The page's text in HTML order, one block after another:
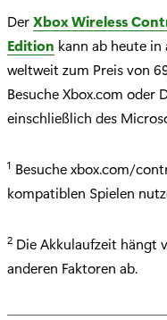
DerXbox Wireless
Edition kann ab heute in
weltweit zum Preis von
Besuche Xbox.com oder
einschließlich des
1 Besuche xbox.com/
kompatiblen Spielen
2 Die Akkulaufzeit hängt
anderen Faktoren ab.